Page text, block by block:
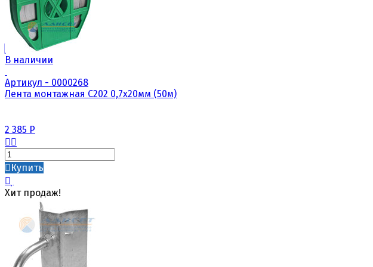
В наличии
Артикул - 0000268
Лента монтажная С202 0,7х20мм (50м)
2 385 Р
Купить
Хит продаж!